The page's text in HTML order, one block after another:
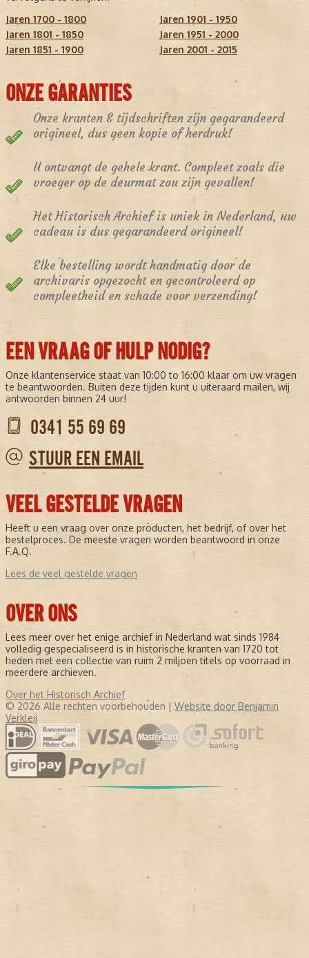
Jaren 1700 - 1800
Jaren 1801 - 1850
Jaren 1851 - 1900
Jaren 1901 - 1950
Jaren 1951 - 2000
Jaren 2001 - 2015
ONZE GARANTIES
Onze kranten & tijdschriften zijn gegarandeerd
origineel, dus geen kopie of herdruk!
U ontvangt de gehele krant. Compleet zoals die
vroeger op de deurmat zou zijn gevallen!
Het Historisch Archief is uniek in Nederland, uw
cadeau is dus gegarandeerd origineel!
Elke bestelling wordt handmatig door de
archivaris opgezocht en gecontroleerd op
compleetheid en schade voor verzending!
EEN VRAAG OF HULP NODIG?
Onze klantenservice staat van 10:00 to 16:00 klaar om uw vragen
te beantwoorden. Buiten deze tijden kunt u uiteraard mailen, wij
antwoorden binnen 24 uur!
0341 55 69 69
STUUR EEN EMAIL
VEEL GESTELDE VRAGEN
Heeft u een vraag over onze producten, het bedrijf, of over het
bestelproces. De meeste vragen worden beantwoord in onze
F.A.Q.
Lees de veel gestelde vragen
OVER ONS
Lees meer over het enige archief in Nederland wat sinds 1984
volledig gespecialiseerd is in historische kranten van 1720 tot
heden met een collectie van ruim 2 miljoen titels op voorraad in
meerdere archieven.
Over het Historisch Archief
© 2026 Alle rechten voorbehouden | Website door Benjamin
Verkleij